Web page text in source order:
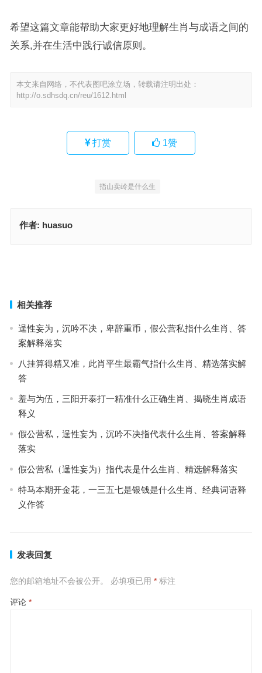
希望这篇文章能帮助大家更好地理解生肖与成语之间的
关系,并在生活中践行诚信原则。
本文来自网络，不代表图吧涂立场，转载请注明出处：
http://o.sdhsdq.cn/reu/1612.html
打赏 1赞
指山卖岭是什么生
作者: huasuo
相关推荐
逞性妄为，沉吟不决，卑辞重币，假公营私指什么生肖、答
案解释落实
八挂算得精又准，此肖平生最霸气指什么生肖、精选落实解
答
羞与为伍，三阳开泰打一精准什么正确生肖、揭晓生肖成语
释义
假公营私，逞性妄为，沉吟不决指代表什么生肖、答案解释
落实
假公营私（逞性妄为）指代表是什么生肖、精选解释落实
特马本期开金花，一三五七是银钱是什么生肖、经典词语释
义作答
发表回复
您的邮箱地址不会被公开。 必填项已用 *标注
评论 *